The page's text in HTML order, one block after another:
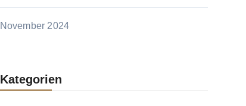
November 2024
Kategorien